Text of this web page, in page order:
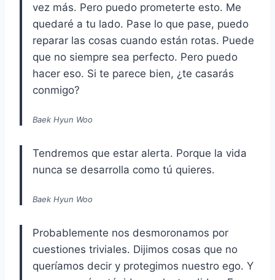
vez más. Pero puedo prometerte esto. Me
quedaré a tu lado. Pase lo que pase, puedo
reparar las cosas cuando están rotas. Puede
que no siempre sea perfecto. Pero puedo
hacer eso. Si te parece bien, ¿te casarás
conmigo?
Baek Hyun Woo
Tendremos que estar alerta. Porque la vida
nunca se desarrolla como tú quieres.
Baek Hyun Woo
Probablemente nos desmoronamos por
cuestiones triviales. Dijimos cosas que no
queríamos decir y protegimos nuestro ego. Y